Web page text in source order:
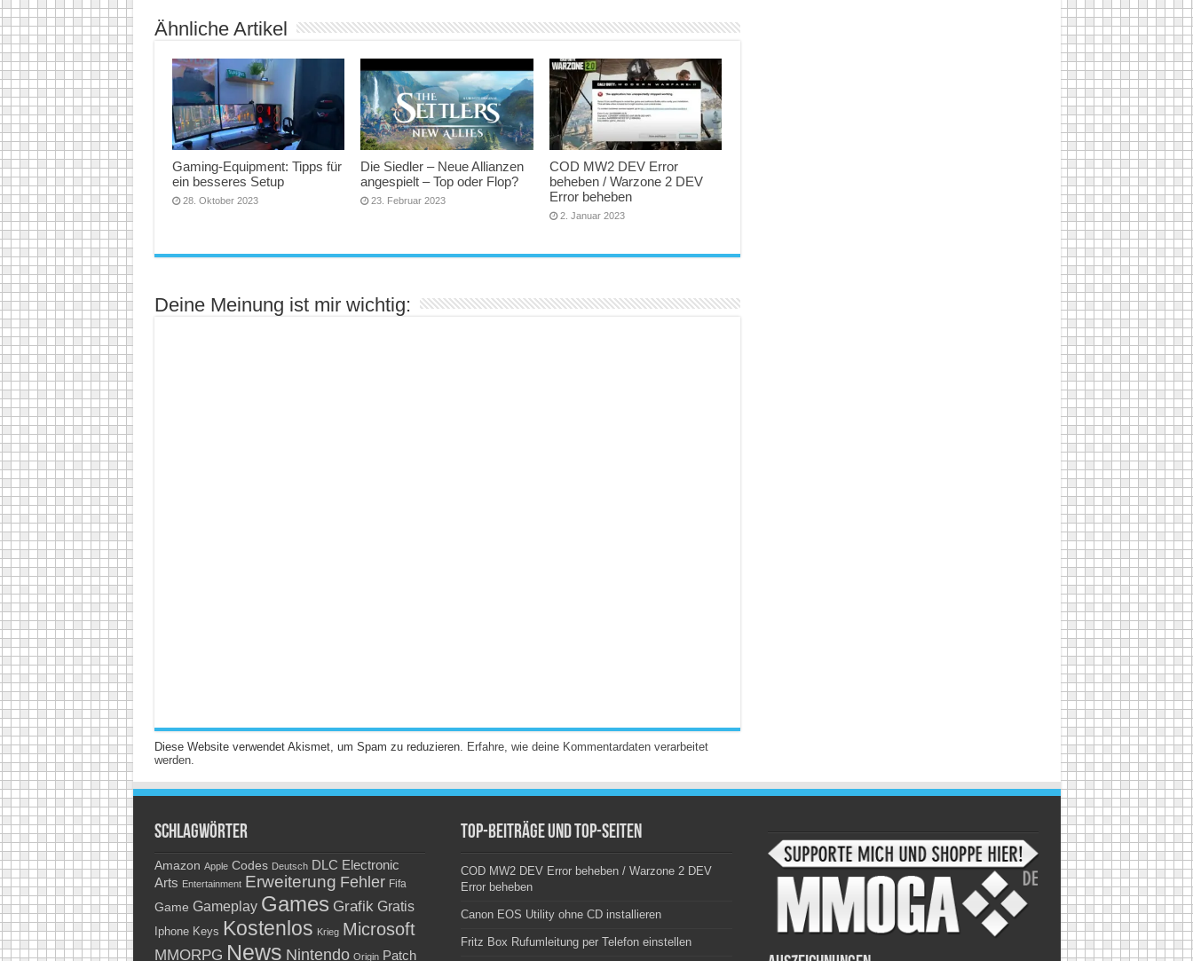
Ähnliche Artikel
Gaming-Equipment: Tipps für
ein besseres Setup
28. Oktober 2023
Die Siedler – Neue Allianzen
angespielt – Top oder Flop?
23. Februar 2023
COD MW2 DEV Error
beheben / Warzone 2 DEV
Error beheben
2. Januar 2023
Deine Meinung ist mir wichtig:
Diese Website verwendet Akismet, um Spam zu reduzieren. Erfahre, wie deine Kommentardaten verarbeitet
werden.
Schlagwörter
Amazon Apple Codes Deutsch DLC Electronic
Arts Entertainment Erweiterung Fehler Fifa
Game Gameplay Games Grafik Gratis
Iphone Keys Kostenlos Krieg Microsoft
MMORPG News Nintendo Origin Patch
Top-Beiträge und Top-Seiten
COD MW2 DEV Error beheben / Warzone 2 DEV
Error beheben
Canon EOS Utility ohne CD installieren
Fritz Box Rufumleitung per Telefon einstellen